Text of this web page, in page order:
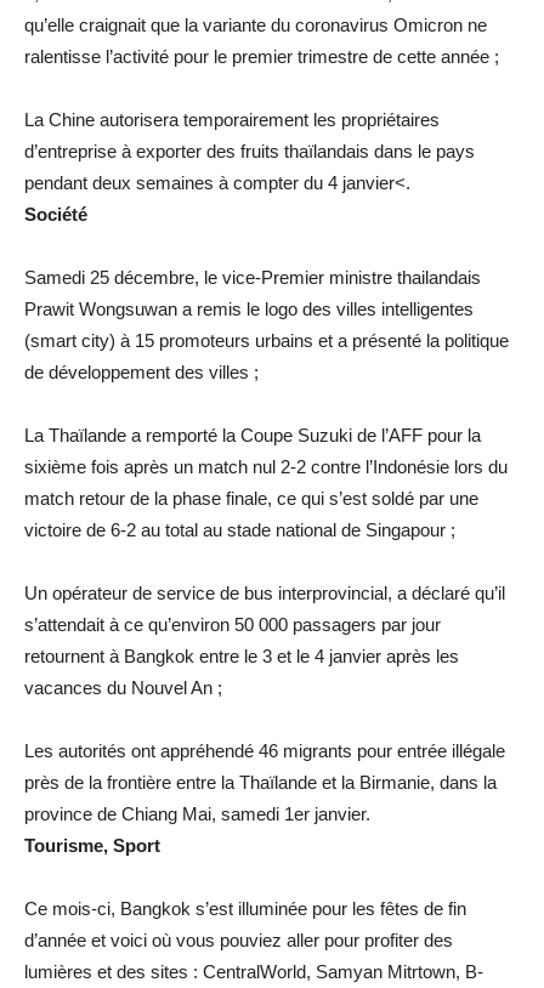
qu’elle craignait que la variante du coronavirus Omicron ne
ralentisse l’activité pour le premier trimestre de cette année ;
La Chine autorisera temporairement les propriétaires
d’entreprise à exporter des fruits thaïlandais dans le pays
pendant deux semaines à compter du 4 janvier<.
Société
Samedi 25 décembre, le vice-Premier ministre thailandais
Prawit Wongsuwan a remis le logo des villes intelligentes
(smart city) à 15 promoteurs urbains et a présenté la politique
de développement des villes ;
La Thaïlande a remporté la Coupe Suzuki de l’AFF pour la
sixième fois après un match nul 2-2 contre l’Indonésie lors du
match retour de la phase finale, ce qui s’est soldé par une
victoire de 6-2 au total au stade national de Singapour ;
Un opérateur de service de bus interprovincial, a déclaré qu’il
s’attendait à ce qu’environ 50 000 passagers par jour
retournent à Bangkok entre le 3 et le 4 janvier après les
vacances du Nouvel An ;
Les autorités ont appréhendé 46 migrants pour entrée illégale
près de la frontière entre la Thaïlande et la Birmanie, dans la
province de Chiang Mai, samedi 1er janvier.
Tourisme, Sport
Ce mois-ci, Bangkok s’est illuminée pour les fêtes de fin
d’année et voici où vous pouviez aller pour profiter des
lumières et des sites : CentralWorld, Samyan Mitrtown, B-